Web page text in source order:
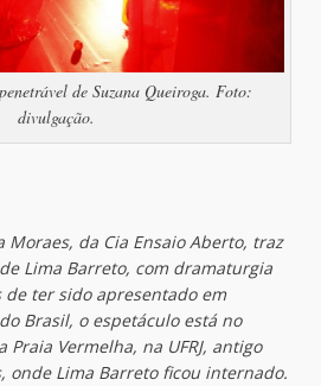
de Suzana Queiroga. Foto:
divulgação.
da Cia Ensaio Aberto, traz
Lima Barreto, com dramaturgia
de ter sido apresentado em
Brasil, o espetáculo está no
Vermelha, na UFRJ, antigo
onde Lima Barreto ficou internado.